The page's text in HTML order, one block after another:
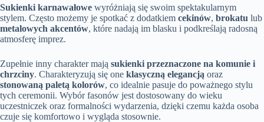
Sukienki karnawałowe wyróżniają się swoim spektakularnym
stylem. Często możemy je spotkać z dodatkiem cekinów, brokatu lub
metalowych akcentów, które nadają im blasku i podkreślają radosną
atmosferę imprez.
Zupełnie inny charakter mają sukienki przeznaczone na komunie i
chrzciny. Charakteryzują się one klasyczną elegancją oraz
stonowaną paletą kolorów, co idealnie pasuje do poważnego stylu
tych ceremonii. Wybór fasonów jest dostosowany do wieku
uczestniczek oraz formalności wydarzenia, dzięki czemu każda osoba
czuje się komfortowo i wygląda stosownie.